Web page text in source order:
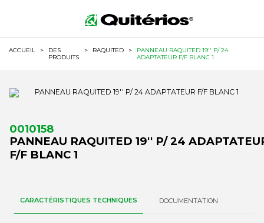
ACCUEIL >
DES
PRODUITS
> RAQUITED >
PANNEAU RAQUITED 19'' P/ 24
ADAPTATEUR F/F BLANC 1
0010158
PANNEAU RAQUITED 19'' P/ 24
F/F BLANC 1
CARACTÉRISTIQUES TECHNIQUES DOCUMENTATION